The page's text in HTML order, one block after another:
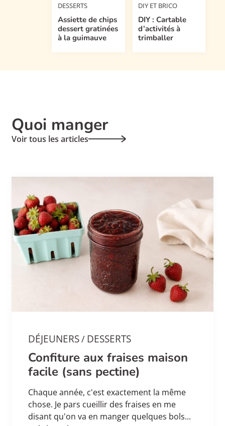
DESSERTS
Assiette de chips
dessert gratinées
à la guimauve
DIY ET BRICO
DIY : Cartable
d’activités à
trimballer
Quoi manger
Voir tous les articles
DÉJEUNERS/ DESSERTS
Confiture aux fraises maison
facile (sans pectine)
Chaque année, c'est exactement la même
chose. Je pars cueillir des fraises en me
disant qu'on va en manger quelques bols...